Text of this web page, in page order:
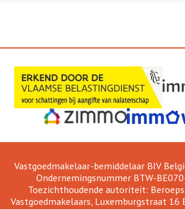
Vastgoedmakelaar-bemiddelaar BIV
Ondernemingsnummer BTW-
Toezichthoudende autoriteit:
Vastgoedmakelaars, Luxemburgstraat 16